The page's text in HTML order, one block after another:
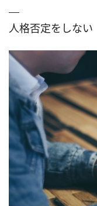
人格否定をしない